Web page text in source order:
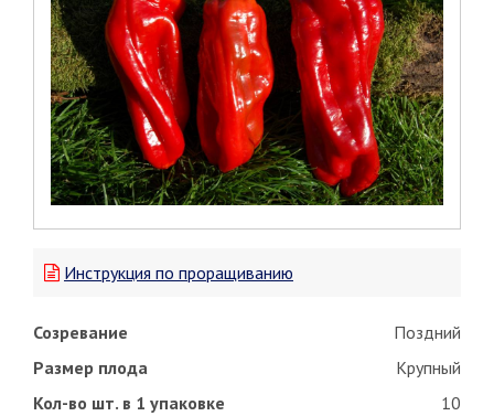
Инструкция по проращиванию
Созревание
Поздний
Размер плода
Крупный
Кол-во шт. в 1 упаковке
10